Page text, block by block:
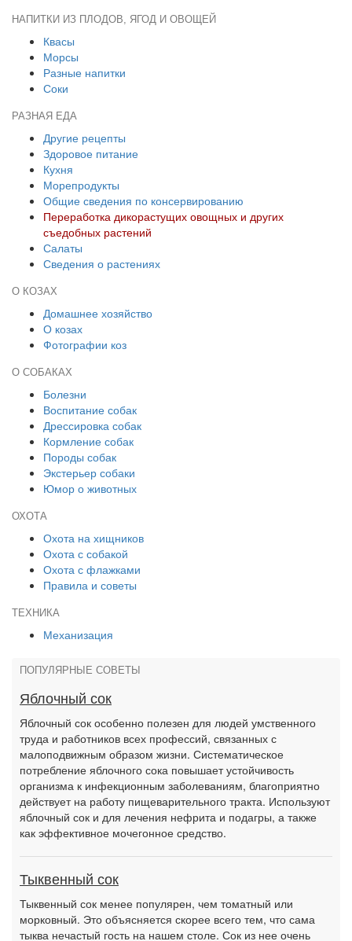
НАПИТКИ ИЗ ПЛОДОВ, ЯГОД И ОВОЩЕЙ
Квасы
Морсы
Разные напитки
Соки
РАЗНАЯ ЕДА
Другие рецепты
Здоровое питание
Кухня
Морепродукты
Общие сведения по консервированию
Переработка дикорастущих овощных и других
съедобных растений
Салаты
Сведения о растениях
О КОЗАХ
Домашнее хозяйство
О козах
Фотографии коз
О СОБАКАХ
Болезни
Воспитание собак
Дрессировка собак
Кормление собак
Породы собак
Экстерьер собаки
Юмор о животных
ОХОТА
Охота на хищников
Охота с собакой
Охота с флажками
Правила и советы
ТЕХНИКА
Механизация
ПОПУЛЯРНЫЕ СОВЕТЫ
Яблочный сок
Яблочный сок особенно полезен для людей умственного
труда и работников всех профессий, связанных с
малоподвижным образом жизни. Систематическое
потребление яблочного сока повышает устойчивость
организма к инфекционным заболеваниям, благоприятно
действует на работу пищеварительного тракта. Используют
яблочный сок и для лечения нефрита и подагры, а также
как эффективное мочегонное средство.
Тыквенный сок
Тыквенный сок менее популярен, чем томатный или
морковный. Это объясняется скорее всего тем, что сама
тыква нечастый гость на нашем столе. Сок из нее очень